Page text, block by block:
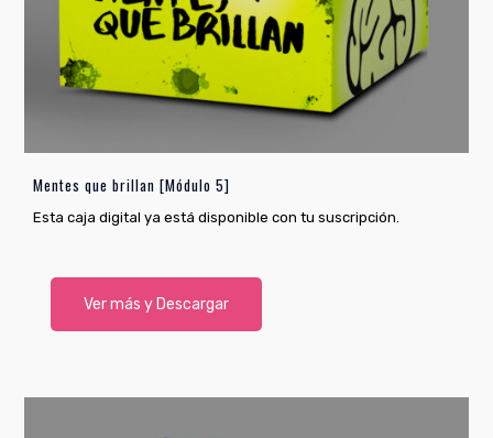
Mentes que brillan [Módulo 5]
Esta caja digital ya está disponible con tu suscripción.
Ver más y Descargar